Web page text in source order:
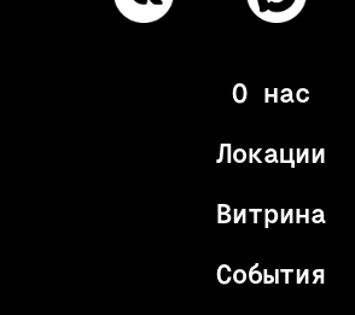
О нас
Локации
Витрина
События